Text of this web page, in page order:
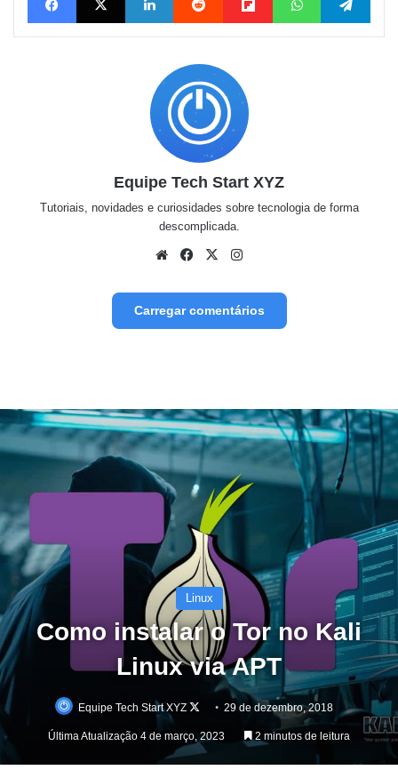
Equipe Tech Start XYZ
Tutoriais, novidades e curiosidades sobre tecnologia de forma
descomplicada.
WebsiteFacebook
X
Carregar comentários